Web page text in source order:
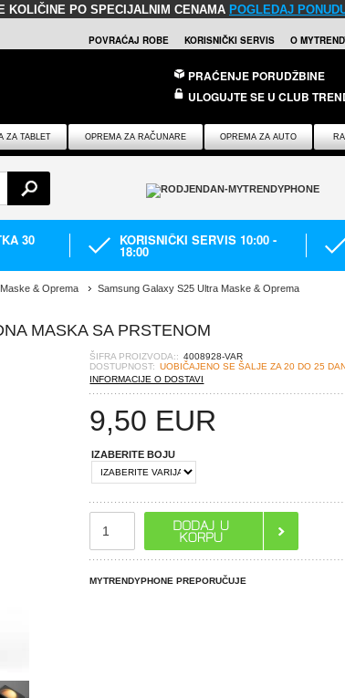
KOLIČINE PO SPECIJALNIM CENAMA POGLEDAJ
POVRAĆAJ ROBE KORISNIČKI SERVIS O
PRAĆENJE PORUDŽBINE
ULOGUJTE SE U CLUB
ZA TABLET OPREMA ZA RAČUNARE OPREMA ZA AUTO
30 KORISNIČKI SERVIS 10:00 -
18:00
& Oprema Samsung Galaxy S25 Ultra Maske & Oprema
MASKA SA PRSTENOM
ŠIFRA PROIZVODA:: 4008928-VAR
DOSTUPNOST: UOBIČAJENO SE ŠALJE ZA 20 DO 25
INFORMACIJE O DOSTAVI
9,50 EUR
IZABERITE BOJU
MYTRENDYPHONE PREPORUČUJE